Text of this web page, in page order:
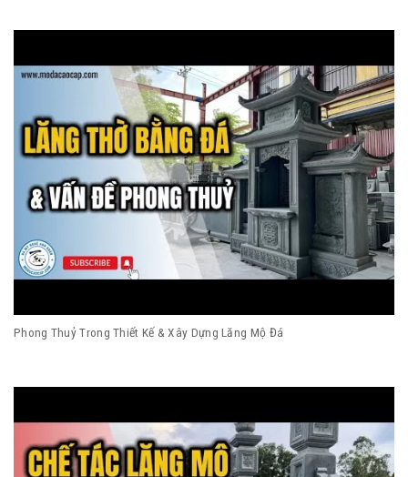
Phong Thuỷ Trong Thiết Kế & Xây Dựng Lăng Mộ Đá